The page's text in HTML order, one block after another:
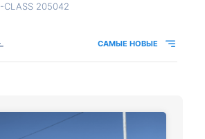
205042
САМЫЕ НОВЫЕ